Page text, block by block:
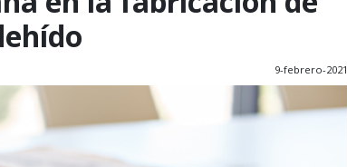
9-febrero-2021